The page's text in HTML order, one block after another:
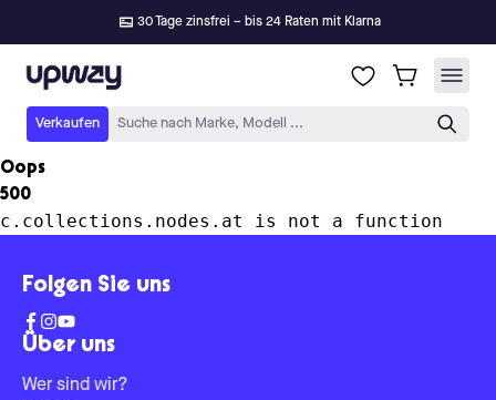
30 Tage zinsfrei – bis 24 Raten mit Klarna
Upway
Verkaufen Suche nach Marke, Modell ...
Oops
500
c.collections.nodes.at is not a function
Über uns
Wer sind wir?
Folgen Sie uns